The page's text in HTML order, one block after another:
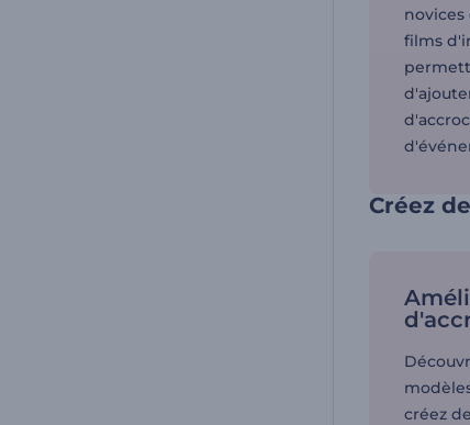
films
Créez
créez